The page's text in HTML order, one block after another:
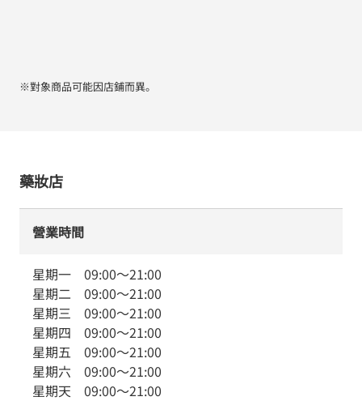
※對象商品可能因店鋪而異。
藥妝店
營業時間
星期一 09:00～21:00
星期二 09:00～21:00
星期三 09:00～21:00
星期四 09:00～21:00
星期五 09:00～21:00
星期六 09:00～21:00
星期天 09:00～21:00